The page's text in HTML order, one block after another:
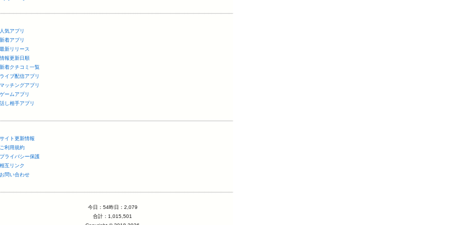
人気アプリ
新着アプリ
最新リリース
情報更新日順
新着クチコミ一覧
ライブ配信アプリ
マッチングアプリ
ゲームアプリ
話し相手アプリ
サイト更新情報
ご利用規約
プライバシー保護
相互リンク
お問い合わせ
今日：54昨日：2,079
合計：1,015,501